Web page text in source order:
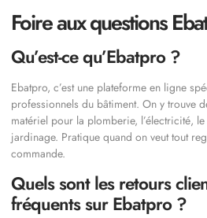
Foire aux questions
Qu’est-ce qu’Ebatpro ?
Ebatpro, c’est une plateforme en ligne
professionnels du bâtiment. On y trouve
matériel pour la plomberie, l’électricité,
jardinage. Pratique quand on veut tout
commande.
Quels sont les retours
fréquents sur Ebatpro ?